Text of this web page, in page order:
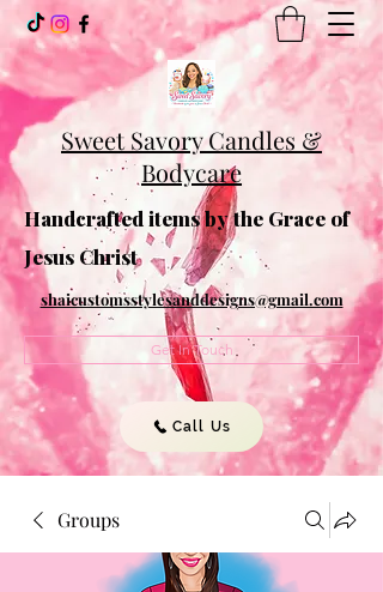
Sweet Savory Candles &
Bodycare
Handcrafted items by the Grace of
Jesus Christ
shaicustomsstylesanddesigns@gmail.com
Get In Touch
Call Us
Groups